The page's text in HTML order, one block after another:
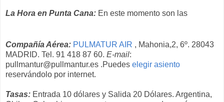
La Hora en Punta Cana: En este momento son las
Compañía Aérea: PULMATUR AIR , Mahonia,2, 6º. 28043
MADRID. Tel. 91 418 87 60. E-mail:
pullmantur@pullmantur.es .Puedes elegir asiento
reservándolo por internet.
Tasas: Entrada 10 dólares y Salida 20 Dólares. Argentina,